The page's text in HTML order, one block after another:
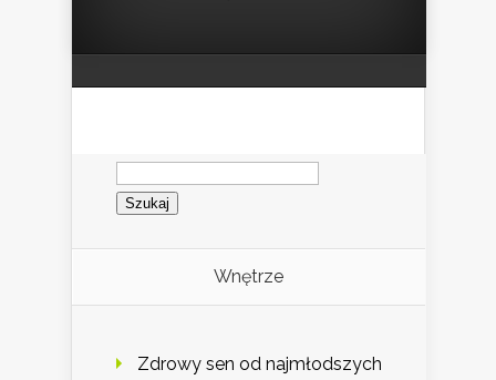
Szukaj:
Wnętrze
Zdrowy sen od najmłodszych